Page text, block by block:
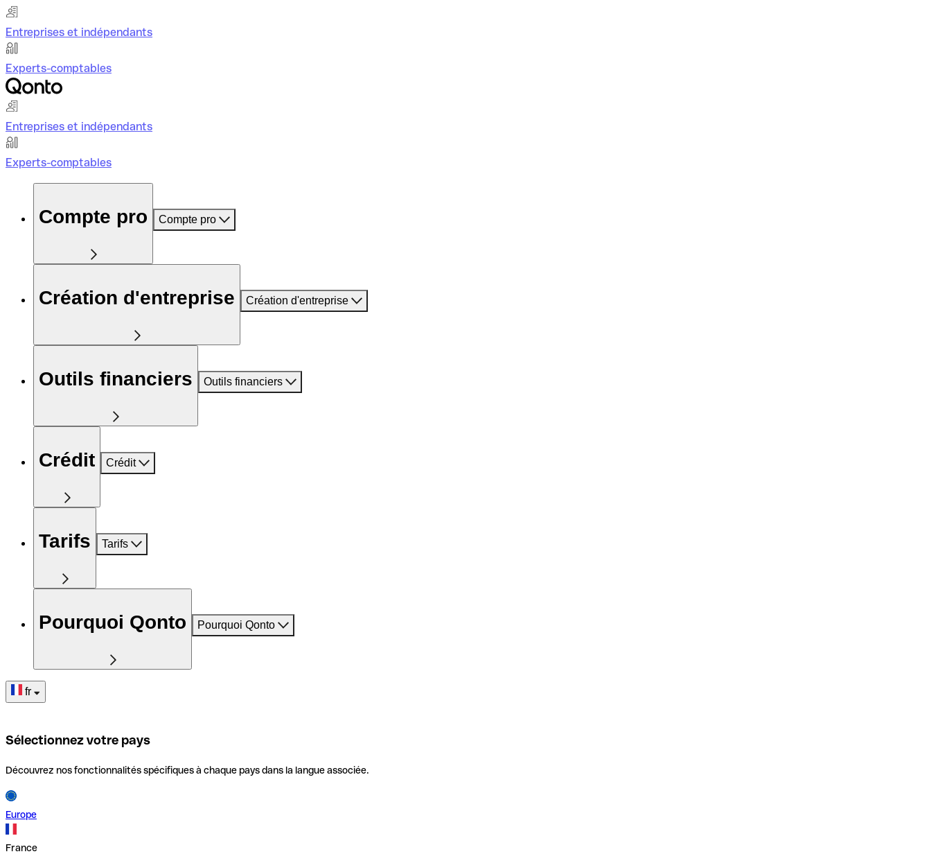
Entreprises et indépendants
Experts-comptables
Entreprises et indépendants
Experts-comptables
Compte pro Compte pro
Création d'entreprise Création d'entreprise
Outils financiers Outils financiers
Crédit Crédit
Tarifs Tarifs
Pourquoi Qonto Pourquoi Qonto
fr
Sélectionnez votre pays
Découvrez nos fonctionnalités spécifiques à chaque pays dans la langue associée.
Europe
France